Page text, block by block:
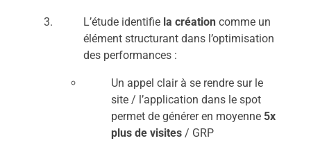
L’étude identifie la création comme un
élément structurant dans l’optimisation
des performances :
Un appel clair à se rendre sur le
site / l’application dans le spot
permet de générer en moyenne 5x
plus de visites / GRP